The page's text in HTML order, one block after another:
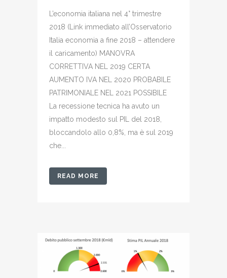
L’economia italiana nel 4° trimestre
2018 (Link immediato all’Osservatorio
Italia economia a fine 2018 – attendere
il caricamento) MANOVRA
CORRETTIVA NEL 2019 CERTA
AUMENTO IVA NEL 2020 PROBABILE
PATRIMONIALE NEL 2021 POSSIBILE
La recessione tecnica ha avuto un
impatto modesto sul PIL del 2018,
bloccandolo allo 0,8%, ma è sul 2019
che...
READ MORE